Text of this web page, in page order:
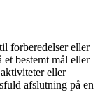
forberedelser eller
bestemt mål eller
eller
afslutning på en